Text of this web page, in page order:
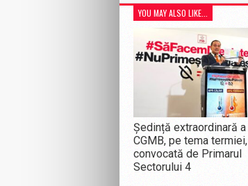
YOU MAY ALSO LIKE...
Ședință extraordinară a
CGMB, pe tema termiei,
convocată de Primarul
Sectorului 4